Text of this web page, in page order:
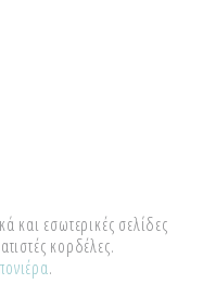
και εσωτερικές σελίδες
κορδέλες.
.